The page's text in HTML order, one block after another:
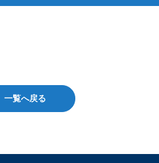
一覧へ戻る